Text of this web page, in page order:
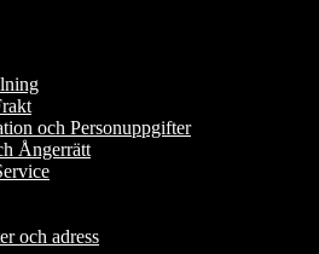
och Personuppgifter
Ångerrätt
och adress